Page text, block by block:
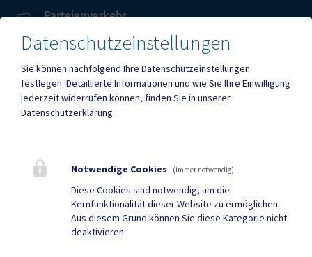
Parteienverkehr
Amtsstunden
Heute , 08:00 – 12:00 Uhr
Quicklinks
Geko digital Gemeinde-
Gemeindenachrichten
Datenschutzeinstellungen
Sie können nachfolgend Ihre Datenschutzeinstellungen
festlegen. Detaillierte Informationen und wie Sie Ihre Einwilligung
jederzeit widerrufen können, finden Sie in unserer
Datenschutzerklärung.
Notwendige Cookies (immer notwendig)
Diese Cookies sind notwendig, um die
Kernfunktionalität dieser Website zu ermöglichen.
Aus diesem Grund können Sie diese Kategorie nicht
deaktivieren.